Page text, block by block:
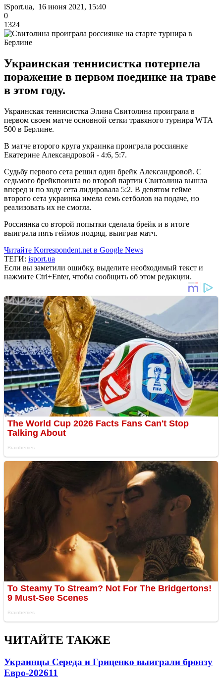
iSport.ua, 16 июня 2021, 15:40
0
1324
Украинская теннисистка потерпела
поражение в первом поединке на траве
в этом году.
Украинская теннисистка Элина Свитолина проиграла в
первом своем матче основной сетки травяного турнира WTA
500 в Берлине.
В матче второго круга украинка проиграла россиянке
Екатерине Александровой - 4:6, 5:7.
Судьбу первого сета решил один брейк Александровой. С
седьмого брейкпоинта во второй партии Свитолина вышла
вперед и по ходу сета лидировала 5:2. В девятом гейме
второго сета украинка имела семь сетболов на подаче, но
реализовать их не смогла.
Россиянка со второй попытки сделала брейк и в итоге
выиграла пять геймов подряд, выиграв матч.
Читайте Korrespondent.net в Google News
ТЕГИ: isport.ua
Если вы заметили ошибку, выделите необходимый текст и
нажмите Ctrl+Enter, чтобы сообщить об этом редакции.
ЧИТАЙТЕ ТАКЖЕ
Украинцы Середа и Гриценко выиграли бронзу
Евро-202611